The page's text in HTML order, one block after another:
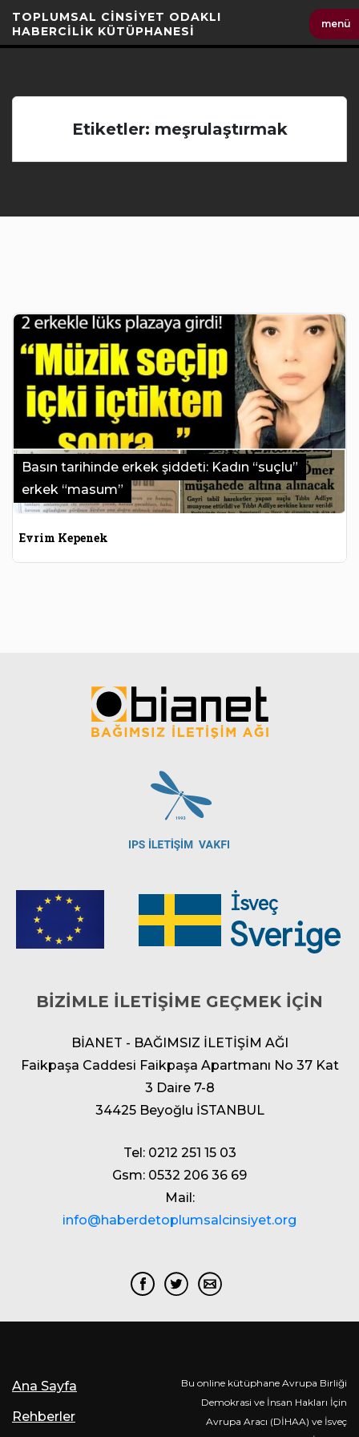
Geç
TOPLUMSAL CİNSİYET ODAKLI
HABERCİLİK KÜTÜPHANESİ
menü
Etiketler: meşrulaştırmak
Basın tarihinde erkek şiddeti: Kadın “suçlu”
erkek “masum”
Evrim Kepenek
BİZİMLE İLETİŞİME GEÇMEK İÇİN
BİANET - BAĞIMSIZ İLETİŞİM AĞI
Faikpaşa Caddesi Faikpaşa Apartmanı No 37 Kat
3 Daire 7-8
34425 Beyoğlu İSTANBUL
Tel: 0212 251 15 03
Gsm: 0532 206 36 69
Mail:
info@haberdetoplumsalcinsiyet.org
Ana Sayfa
Rehberler
Bu online kütüphane Avrupa Birliği
Demokrasi ve İnsan Hakları İçin
Avrupa Aracı (DİHAA) ve İsveç